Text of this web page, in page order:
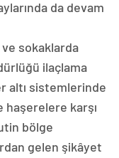
da devam
ve sokaklarda
ilaçlama
altı sistemlerinde
haşerelere karşı
bölge
gelen şikâyet